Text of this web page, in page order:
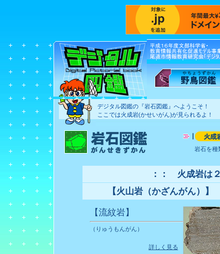
デジタル図鑑の『岩石図鑑』へようこそ！
ここでは火成岩(かせいがん)が見られるよ！
岩石を種
：： 火成岩は
【火山岩（かざんがん）】
【流紋岩】
（りゅうもんがん）
詳しく見る